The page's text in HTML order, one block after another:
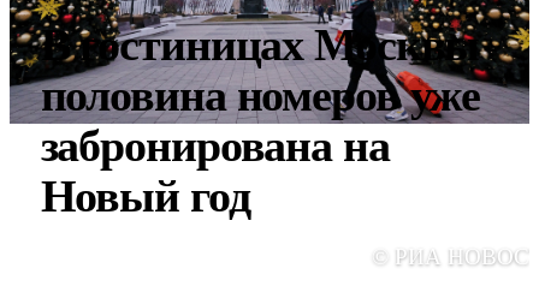
В гостиницах Москвы
половина номеров уже
забронирована на
Новый год
© РИА